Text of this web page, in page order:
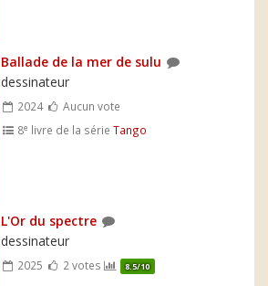
Ballade de la mer de sulu
dessinateur
2024
Aucun vote
8e livre de la sérieTango
L'Or du spectre
dessinateur
2025 2 votes 8.5/10